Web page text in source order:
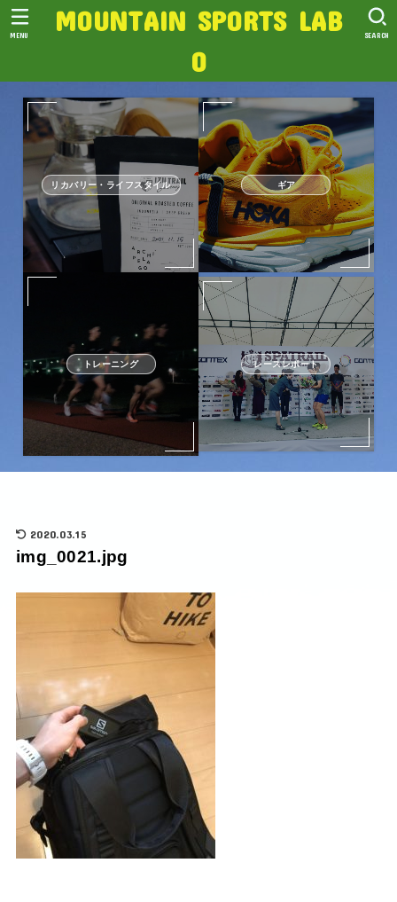
MOUNTAIN SPORTS LAB
O
SEARCH
MENU
リカバリー・ライフスタイル ギア
トレーニング レースレポート
2020.03.15
img_0021.jpg